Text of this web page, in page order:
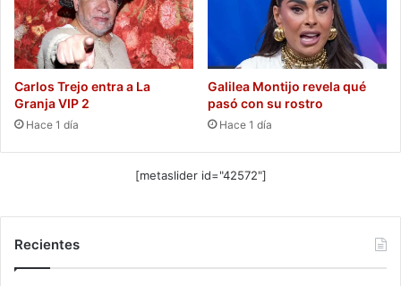
Carlos Trejo entra a La
Granja VIP 2
Hace 1 día
Galilea Montijo revela qué
pasó con su rostro
Hace 1 día
[metaslider id="42572"]
Recientes